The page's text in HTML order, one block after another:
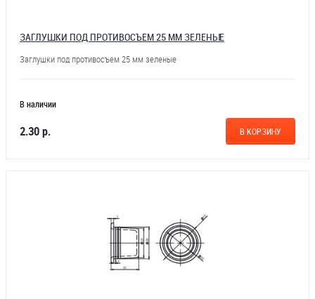
ЗАГЛУШКИ ПОД ПРОТИВОСЪЕМ 25 ММ ЗЕЛЕНЫЕ
Заглушки под противосъем 25 мм зеленые
В наличии
2.30 р. В КОРЗИНУ